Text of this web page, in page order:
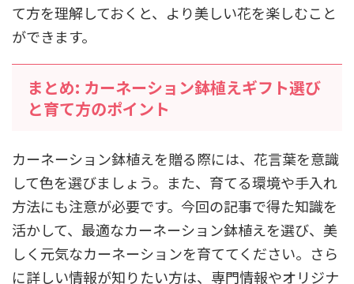
て方を理解しておくと、より美しい花を楽しむこと
ができます。
まとめ: カーネーション鉢植えギフト選び
と育て方のポイント
カーネーション鉢植えを贈る際には、花言葉を意識
して色を選びましょう。また、育てる環境や手入れ
方法にも注意が必要です。今回の記事で得た知識を
活かして、最適なカーネーション鉢植えを選び、美
しく元気なカーネーションを育ててください。さら
に詳しい情報が知りたい方は、専門情報やオリジナ